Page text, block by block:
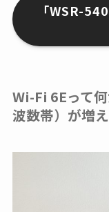
「WSR-
Wi-Fi 6Eって
波数帯） が増